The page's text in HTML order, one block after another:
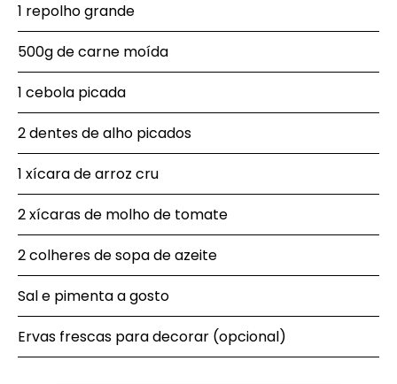
1 repolho grande
500g de carne moída
1 cebola picada
2 dentes de alho picados
1 xícara de arroz cru
2 xícaras de molho de tomate
2 colheres de sopa de azeite
Sal e pimenta a gosto
Ervas frescas para decorar (opcional)